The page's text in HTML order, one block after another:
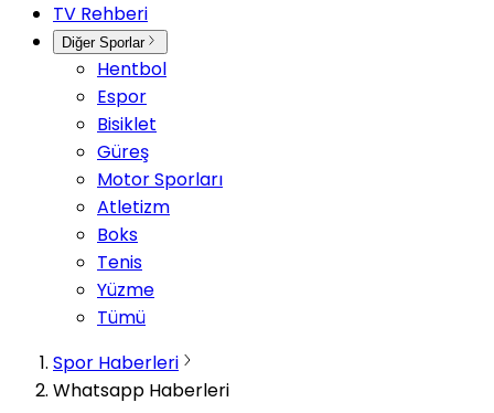
TV Rehberi
Diğer Sporlar
Hentbol
Espor
Bisiklet
Güreş
Motor Sporları
Atletizm
Boks
Tenis
Yüzme
Tümü
Spor Haberleri
Whatsapp Haberleri